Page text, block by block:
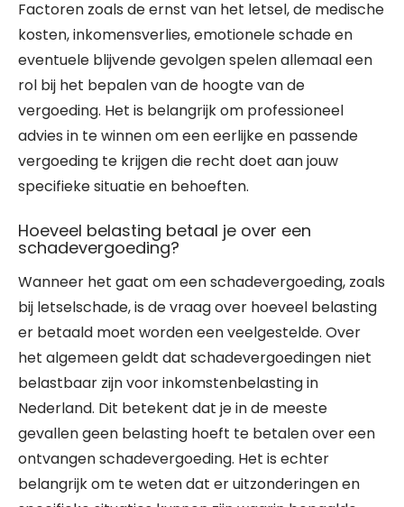
Factoren zoals de ernst van het letsel, de medische
kosten, inkomensverlies, emotionele schade en
eventuele blijvende gevolgen spelen allemaal een
rol bij het bepalen van de hoogte van de
vergoeding. Het is belangrijk om professioneel
advies in te winnen om een eerlijke en passende
vergoeding te krijgen die recht doet aan jouw
specifieke situatie en behoeften.
Hoeveel belasting betaal je over een
schadevergoeding?
Wanneer het gaat om een schadevergoeding, zoals
bij letselschade, is de vraag over hoeveel belasting
er betaald moet worden een veelgestelde. Over
het algemeen geldt dat schadevergoedingen niet
belastbaar zijn voor inkomstenbelasting in
Nederland. Dit betekent dat je in de meeste
gevallen geen belasting hoeft te betalen over een
ontvangen schadevergoeding. Het is echter
belangrijk om te weten dat er uitzonderingen en